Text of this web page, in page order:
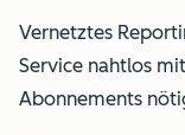
Vernetztes
Service nahtlos
Abonnements